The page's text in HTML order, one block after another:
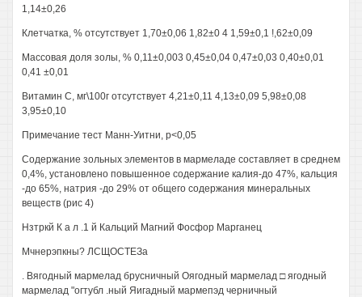
1,14±0,26
Клетчатка, % отсутствует 1,70±0,06 1,82±0 4 1,59±0,1 !,62±0,09
Массовая доля золы, % 0,11±0,003 0,45±0,04 0,47±0,03 0,40±0,01
0,41 ±0,01
Витамин С, мг\100г отсутствует 4,21±0,11 4,13±0,09 5,98±0,08
3,95±0,10
Примечание тест Манн-Уитни, р<0,05
Содержание зольных элементов в мармеладе составляет в среднем
0,4%, установлено повышенное содержание калия-до 47%, кальция
-до 65%, натрия -до 29% от общего содержания минеральных
веществ (рис 4)
Нзтркй К а л .1 й Кальций Магний Фосфор Марганец
Мчнерэпкны? ЛСЩОСТЕЗа
. Вягодный мармелад брусничный Оягодный мармелад □ ягодный
мармелад "огтубл .ный Яигадный мармепэд черничный